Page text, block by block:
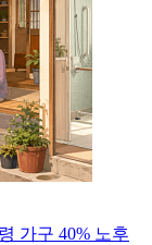
가구 40% 노후